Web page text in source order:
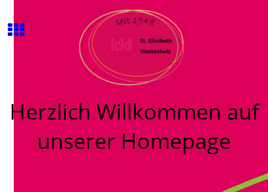
Herzlich Willkommen auf
unserer Homepage